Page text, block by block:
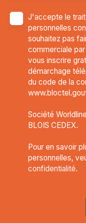
J'accepte le
personnelles
souhaitez pas
commerciale
vous inscrire
démarchage
du code de la
Société
BLOIS CEDEX.
Pour en savoir
personnelles,
confidentialité.